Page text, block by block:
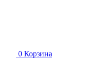
0 Корзина